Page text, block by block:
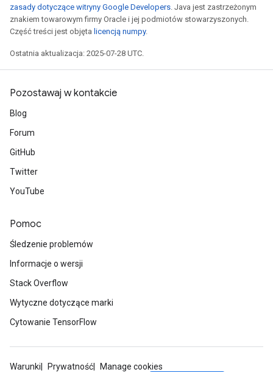
zasady dotyczące witryny Google Developers. Java jest zastrzeżonym
znakiem towarowym firmy Oracle i jej podmiotów stowarzyszonych.
Część treści jest objęta licencją numpy.
Ostatnia aktualizacja: 2025-07-28 UTC.
Pozostawaj w kontakcie
Blog
Forum
GitHub
Twitter
YouTube
Pomoc
Śledzenie problemów
Informacje o wersji
Stack Overflow
Wytyczne dotyczące marki
Cytowanie TensorFlow
Warunki Prywatność
Manage cookies